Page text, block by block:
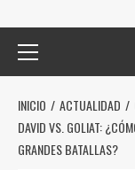
principal
INICIO ACTUALIDAD
DAVID VS. GOLIAT:
GRANDES BATALLAS?